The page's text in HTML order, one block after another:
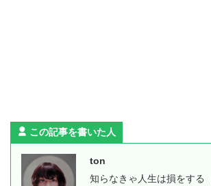
この記事を書いた人
ton
知らなきゃ人生は損をする